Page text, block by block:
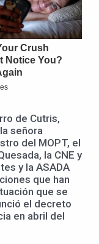
de Cutris,
señora
del MOPT, el
la CNE y
y la ASADA
que han
que se
el decreto
en abril del